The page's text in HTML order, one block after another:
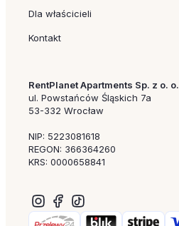
Dla właścicieli
Kontakt
RentPlanet Apartments Sp. z o. o.
ul. Powstańców Śląskich 7a
53-332 Wrocław
NIP: 5223081618
REGON: 366364260
KRS: 0000658841